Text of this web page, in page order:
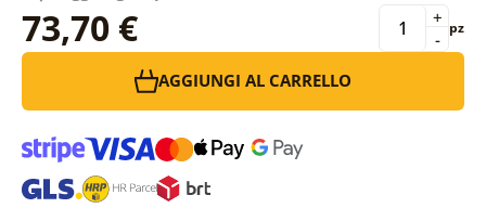
73,70 € -
+ pz
AGGIUNGI AL CARRELLO